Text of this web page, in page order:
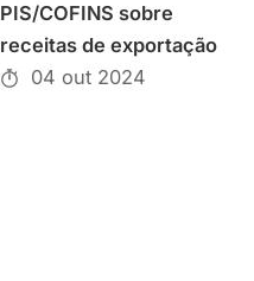
PIS/COFINS sobre
receitas de exportação
04 out 2024